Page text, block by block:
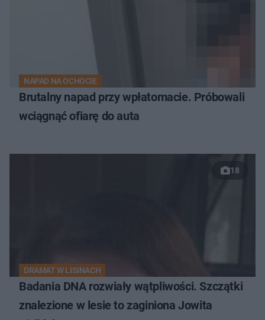
NAPAD NA OCHOCIE
Brutalny napad przy wpłatomacie. Próbowali
wciągnąć ofiarę do auta
18
DRAMAT W LISINACH
Badania DNA rozwiały wątpliwości. Szczątki
znalezione w lesie to zaginiona Jowita